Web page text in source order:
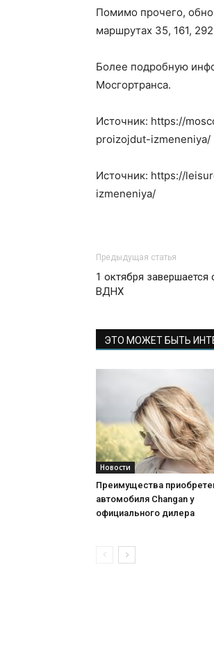
Помимо прочего,
маршрутах 35, 161,
Более подробную
Мосгортранса.
Источник: https://
proizojdut-izmeneniya/
Источник: https://
izmeneniya/
Предыдущая статья
1 октября
ВДНХ
ЭТО МОЖЕТ БЫТЬ
Новости
Преимущества
автомобиля Changan у
официального дилера